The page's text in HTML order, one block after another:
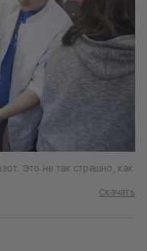
Это не так страшно, как
Скачать